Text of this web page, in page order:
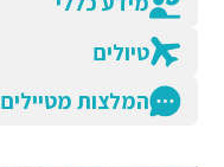
טיולים
המלצות מטיילים